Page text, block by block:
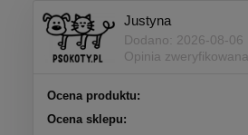
Justyna
Dodano: 2026-08-06
Opinia zweryfikowana
Ocena produktu:
Ocena sklepu: